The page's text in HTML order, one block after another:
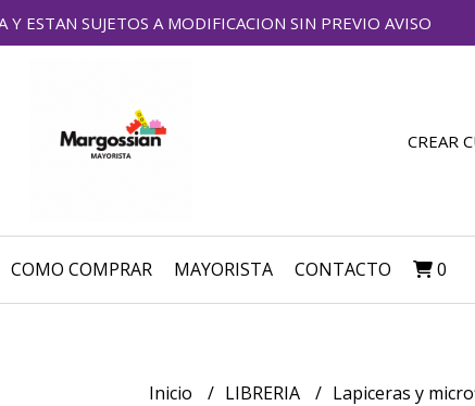
Y ESTAN SUJETOS A MODIFICACION SIN PREVIO AVISO
CREAR
COMO COMPRAR MAYORISTA CONTACTO 0
Inicio LIBRERIA
Lapiceras y